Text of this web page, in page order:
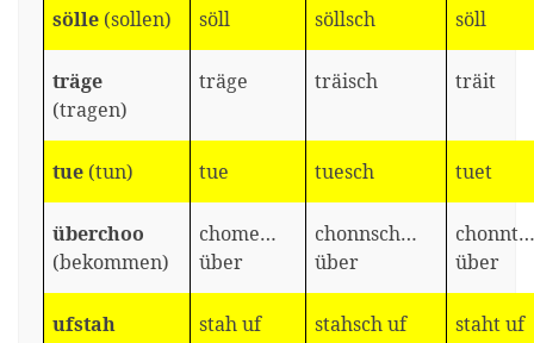
sölle (sollen) söll söllsch söll
träge
(tragen)
träge träisch träit
tue (tun) tue tuesch tuet
überchoo
(bekommen)
chome…
über
chonnsch…
über
über
ufstah
stah uf stahsch uf staht uf